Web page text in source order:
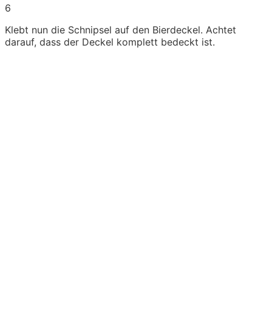
6
Klebt nun die Schnipsel auf den Bierdeckel. Achtet
darauf, dass der Deckel komplett bedeckt ist.